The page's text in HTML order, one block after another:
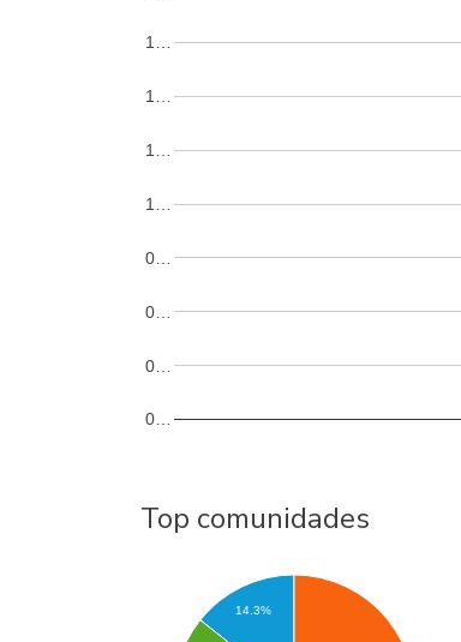
0…
0…
0…
0…
1…
1…
1…
1…
Top comunidades
14.3%